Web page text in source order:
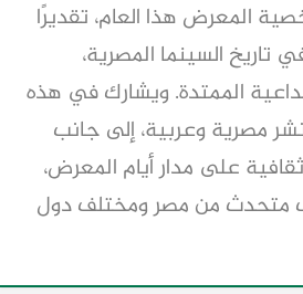
المعرض هذا العام، تقديرًا
تاريخ السينما المصرية،
الممتدة. ويشارك في هذه
حوالي 86 دار نشر مصرية وعربية، إلى جانب
ثقافية على مدار أيام المعرض،
متحدث من مصر ومختلف دول